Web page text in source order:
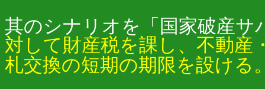
其のシナリオを「国家破産
対して財産税を課し、不動
札交換の短期の期限を設ける